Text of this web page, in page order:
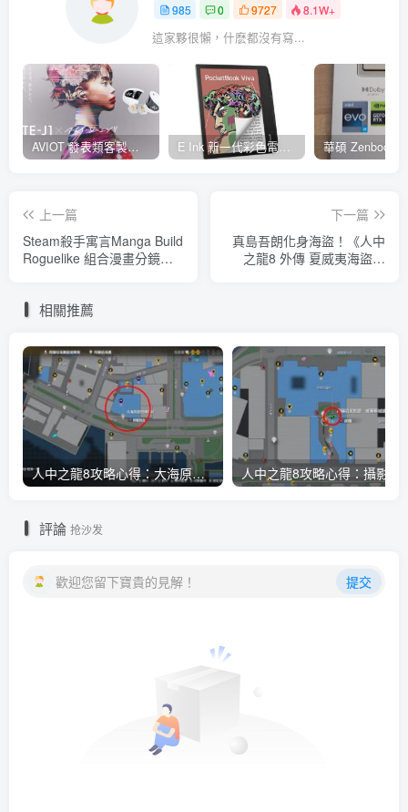
985 0 9727 8.1W+
這家夥很懶，什麽都沒有寫...
AVIOT 發表類客製耳機型真無線耳機 TE-J1 ，具 Hi-Res 認證、與 BiSH 成員 AiNA THE END 合作開發 E Ink 新一代彩色電子紙 E Ink Gallery 3 量產，多家閱讀器品牌採用並將自 2023 年起推出
上一篇
Steam殺手寓言Manga Build
Roguelike 組合漫畫分鏡下
下一篇
真島吾朗化身海盜！《人中
之龍8 外傳 夏威夷海盜》
相關推薦
人中之龍8攻略心得：大海原證照學校21張證照必勝法 全考題200題答案整理
評論 抢沙发
歡迎您留下寶貴的見解！ 提交